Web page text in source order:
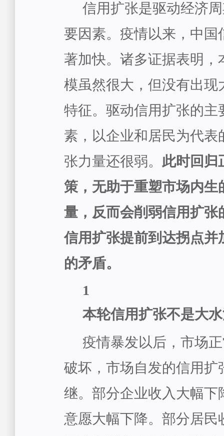
信用扩张是驱动经济
要因素。疫情以来，中国
著加快。诸多证据表明，
模虽然很大，但没有出现
特征。驱动信用扩张的主
素，以企业和居民为代表
张力量还很弱。 此时回归
策，无助于重塑市场内生
量，反而会削弱信用扩张
信用扩张提前到达拐点并
的矛盾。
1
本轮信用扩张不是大
疫情暴发以后，市场
破坏，市场自发的信用扩
继。部分企业收入大幅下
意愿大幅下降。部分居民